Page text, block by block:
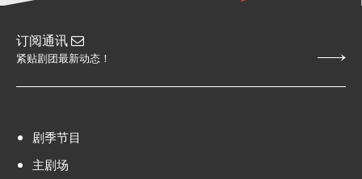
订阅通讯
紧贴剧团最新动态！
剧季节目
主剧场